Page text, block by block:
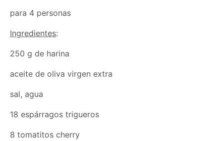
para 4 personas
Ingredientes:
250 g de harina
aceite de oliva virgen extra
sal, agua
18 espárragos trigueros
8 tomatitos cherry